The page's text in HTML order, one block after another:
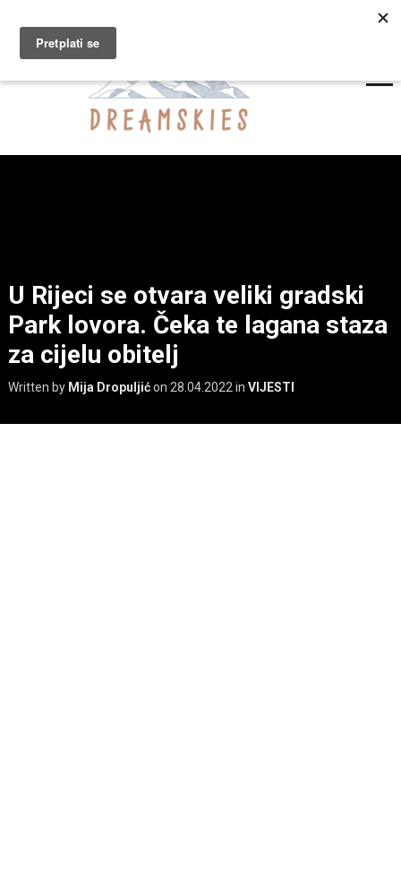
U Rijeci se otvara veliki gradski
Park lovora. Čeka te lagana staza
za cijelu obitelj
Written by Mija Dropuljićon 28.04.2022 in VIJESTI